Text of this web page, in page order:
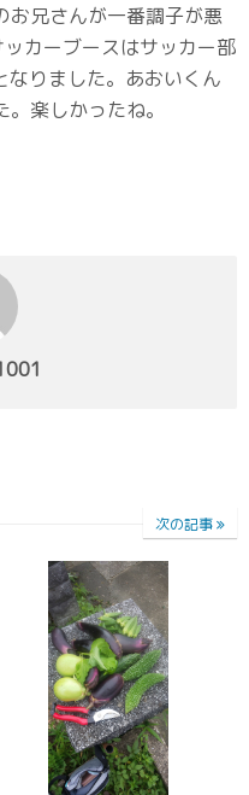
お兄さんが一番調子が悪
カーブースはサッカー部
りました。あおいくん
楽しかったね。
次の記事